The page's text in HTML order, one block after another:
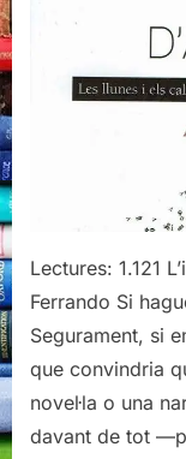
Lectures: 1.121
Ferrando Si
Segurament, si
que convindria
novel·la o una
davant de tot